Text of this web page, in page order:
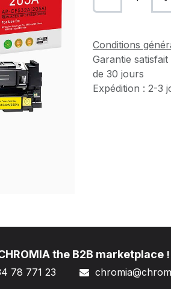
Conditions
Garantie
de 30 jours
Expédition : 2-3
the B2B marketplace !
78 771 23